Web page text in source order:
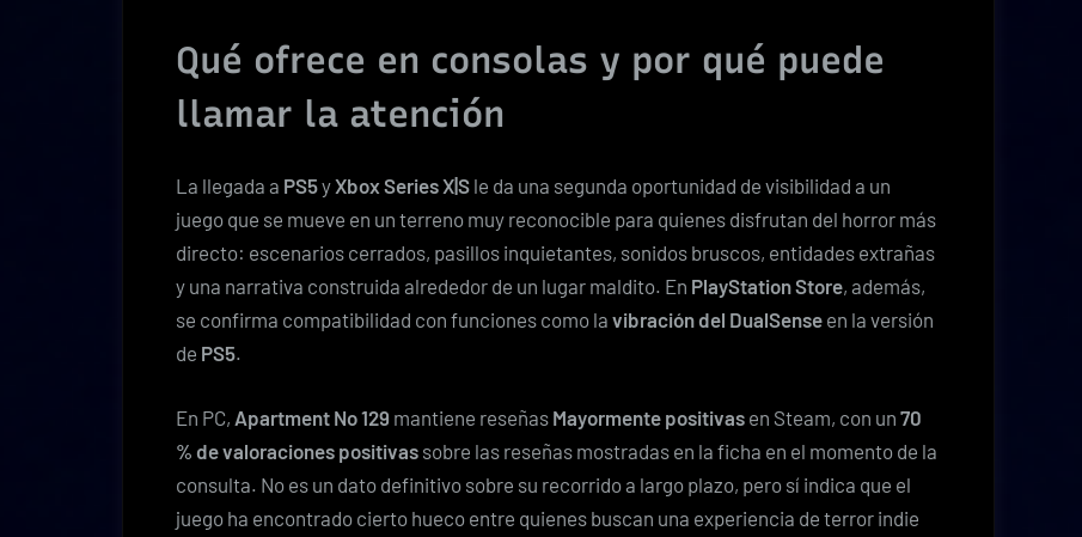
Qué ofrece en consolas y por qué puede
llamar la atención
La llegada a PS5yXbox Series X|S le da una segunda oportunidad de visibilidad a un
juego que se mueve en un terreno muy reconocible para quienes disfrutan del horror más
directo: escenarios cerrados, pasillos inquietantes, sonidos bruscos, entidades extrañas
y una narrativa construida alrededor de un lugar maldito. En PlayStation Store, además,
se confirma compatibilidad con funciones como la vibración del DualSense en la versión
de PS5.
En PC, Apartment No 129 mantiene reseñas Mayormente positivas en Steam, con un 70
% de valoraciones positivas sobre las reseñas mostradas en la ficha en el momento de la
consulta. No es un dato definitivo sobre su recorrido a largo plazo, pero sí indica que el
juego ha encontrado cierto hueco entre quienes buscan una experiencia de terror indie